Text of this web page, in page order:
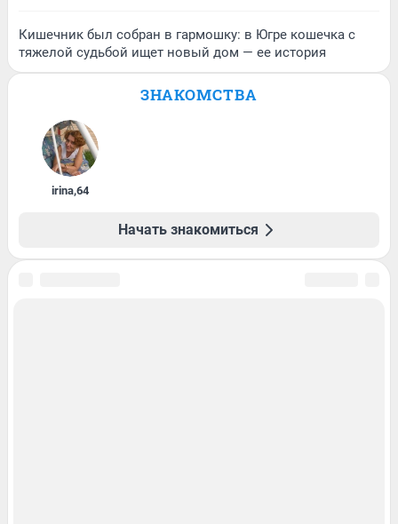
Кишечник был собран в гармошку: в Югре кошечка с
тяжелой судьбой ищет новый дом — ее история
ЗНАКОМСТВА
irina,64
Начать знакомиться